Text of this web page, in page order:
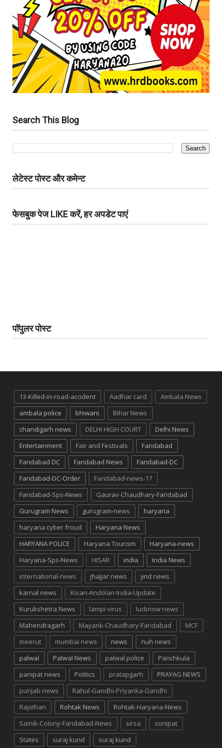
Search This Blog
लेटेस्ट पोस्ट और कमेन्ट
फेसबुक पेज LIKE करें, हर अपडेट पाएं
पॉपुलर पोस्ट
13-Killed-in-road-accident Aadhar card
Ambala News
ambala police
bhiwani
Bihar News
chandigarh news
DELHI HIGH COURT
Delhi News
Entertainment
Fair and Festivals
Faridabad
Faridabad DC
Faridabad News
Faridabad-DC
Faridabad-DC-Order
Faridabad-news-17
Faridabad-Sps-News
Gaurav-Chaudhary-Faridabad
Gurugram News
gurugram-news
haryana
haryana cyber froud
Haryana News
HARYANA POLICE
Haryana Tourism
Haryana-news
Haryana-Sps-News
HISAR india
India News
international-news
jhajjar news
jind news
karnal news
Kisan-Andolan-India-Update
Kurukshetra News
lampi virus
lucknow news
Mahendragarh
Mayank-Chaudhary-Faridabad
MCF
meerut
mumbai news news
nuh news
palwal
Palwal News palwal police
Panchkula
panipat news
Politics pratapgarh
PRAYAG NEWS
punjab news
Rahul-Gandhi-Priyanka-Gandhi
Rajsthan
Rohtak News
Rohtak-Haryana-News
Sainik-Colony-Faridabad-News
sirsa
sonipat
States
suraj kund suraj kund